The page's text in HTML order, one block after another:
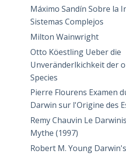
Máximo Sandín Sobre la
Sistemas Complejos
Milton Wainwright
Otto Köestling Ueber die
Unveränderlkichkeit der
Species
Pierre Flourens Examen
Darwin sur l'Origine des
Remy Chauvin Le
Mythe (1997)
Robert M. Young